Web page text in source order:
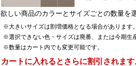
欲しい商品のカラーとサイズごとの数量を
※大きいサイズは割増価格となる場合があります
※選択できない色・サイズは廃番、または今期生
※数量はカート内でも変更可能です。
カートに入れるとさらに割引されます